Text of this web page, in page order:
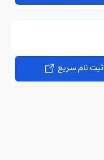
ثبت نام سریع